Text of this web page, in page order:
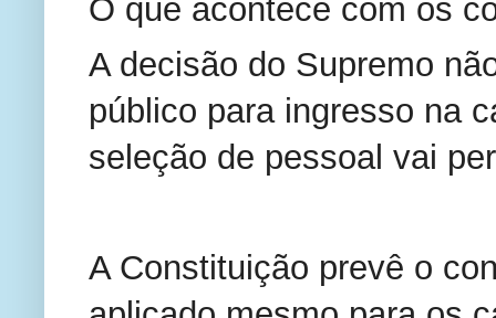
O que acontece com os
A decisão do Supremo
público para ingresso na
seleção de pessoal vai
A Constituição prevê o